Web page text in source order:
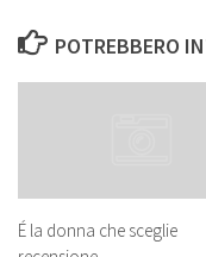
POTREBBERO
É la donna che sceglie